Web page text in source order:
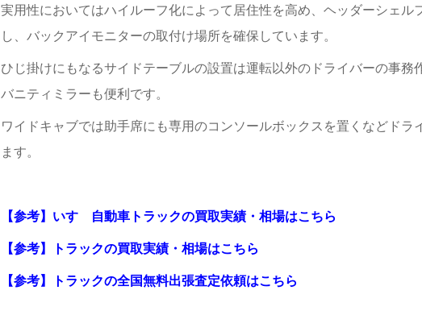
実用性においてはハイルーフ化によって居住性を高め、ヘッダーシェ
し、バックアイモニターの取付け場所を確保しています。
ひじ掛けにもなるサイドテーブルの設置は運転以外のドライバーの事
バニティミラーも便利です。
ワイドキャブでは助手席にも専用のコンソールボックスを置くなどド
ます。
【参考】いすゞ自動車トラックの買取実績・相場はこちら
【参考】トラックの買取実績・相場はこちら
【参考】トラックの全国無料出張査定依頼はこちら